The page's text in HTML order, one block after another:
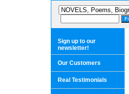
Sign up to our
newsletter!
Our Customers
Real Testimonials